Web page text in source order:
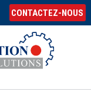
CONTACTEZ-NOUS